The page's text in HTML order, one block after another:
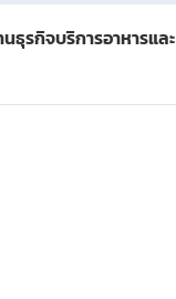
ธุรกิจบริการอาหารและ